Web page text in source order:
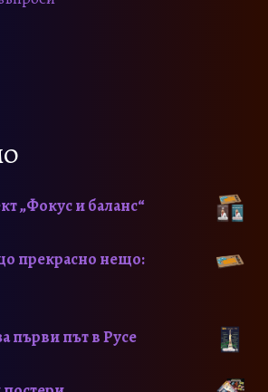
„Фокус и баланс“
прекрасно нещо:
първи път в Русе